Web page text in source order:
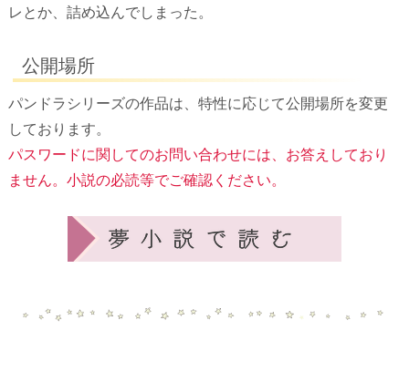
レとか、詰め込んでしまった。
公開場所
パンドラシリーズの作品は、特性に応じて公開場所を変更
しております。
パスワードに関してのお問い合わせには、お答えしており
ません。小説の必読等でご確認ください。